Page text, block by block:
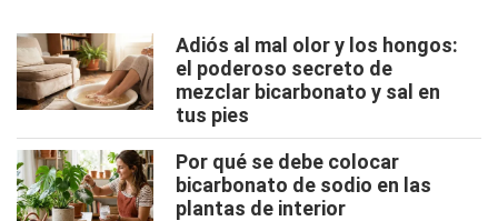
Adiós al mal olor y los hongos:
el poderoso secreto de
mezclar bicarbonato y sal en
tus pies
Por qué se debe colocar
bicarbonato de sodio en las
plantas de interior